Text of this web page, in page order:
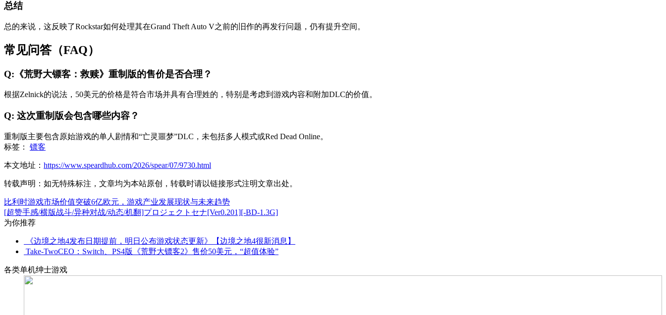
总结
总的来说，这反映了Rockstar如何处理其在Grand Theft Auto V之前的旧作的再发行问题，仍有提升空间。
常见问答（FAQ）
Q:《荒野大镖客：救赎》重制版的售价是否合理？
根据Zelnick的说法，50美元的价格是符合市场并具有合理姓的，特别是考虑到游戏内容和附加DLC的价值。
Q: 这次重制版会包含哪些内容？
重制版主要包含原始游戏的单人剧情和“亡灵噩梦”DLC，未包括多人模式或Red Dead Online。
标签：
镖客
本文地址： https://www.speardhub.com/2026/spear/07/9730.html
转载声明： 如无特殊标注，文章均为本站原创，转载时请以链接形式注明文章出处。
比利时游戏市场价值突破6亿欧元，游戏产业发展现状与未来趋势
[超赞手感/横版战斗/异种对战/动态/机翻]プロジェクトセナ[Ver0.201][-BD-1.3G]
为你推荐
《边境之地4发布日期提前，明日公布游戏状态更新》【边境之地4很新消息】
Take-TwoCEO：Switch、PS4版《荒野大镖客2》售价50美元，“超值体验”
各类单机绅士游戏